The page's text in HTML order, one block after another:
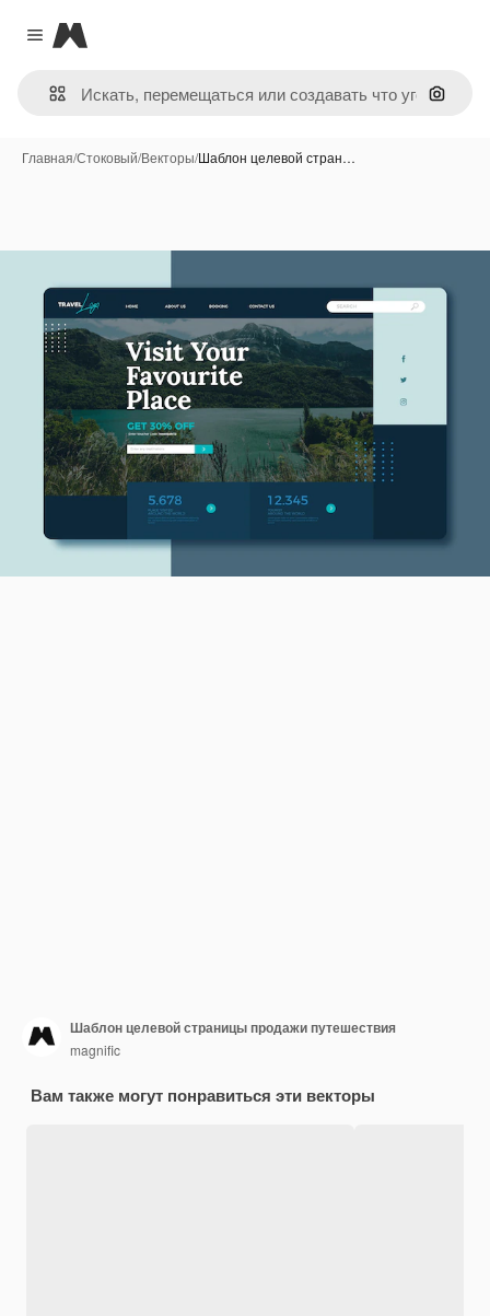
Close menu
Magnific
Поиск
Главная/Стоковый/Векторы/Шаблон целевой стран…
Шаблон целевой страницы продажи путешествия
magnific
Вам также могут понравиться эти векторы